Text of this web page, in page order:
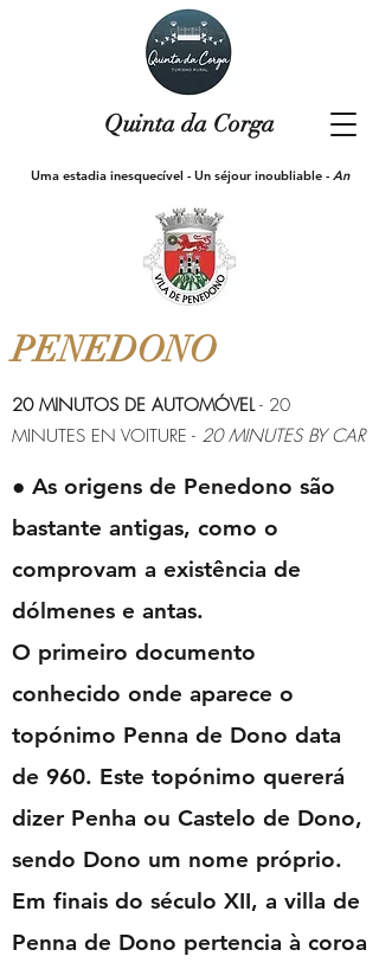
Quinta da Corga
Uma estadia inesquecível - Un séjour inoubliable - An
PENEDONO
20 MINUTOS DE AUTOMÓVEL- 20
MINUTES EN VOITURE - 20 MINUTES BY CAR
● As origens de Penedono são
bastante antigas, como o
comprovam a existência de
dólmenes e antas.
O primeiro documento
conhecido onde aparece o
topónimo Penna de Dono data
de 960. Este topónimo quererá
dizer Penha ou Castelo de Dono,
sendo Dono um nome próprio.
Em finais do século XII, a villa de
Penna de Dono pertencia à coroa